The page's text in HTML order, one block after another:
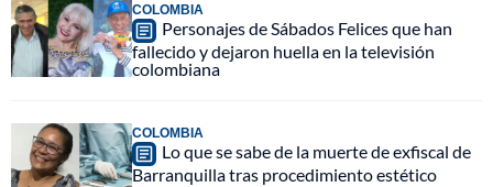
COLOMBIA
Personajes de Sábados Felices que han
fallecido y dejaron huella en la televisión
colombiana
COLOMBIA
Lo que se sabe de la muerte de exfiscal de
Barranquilla tras procedimiento estético